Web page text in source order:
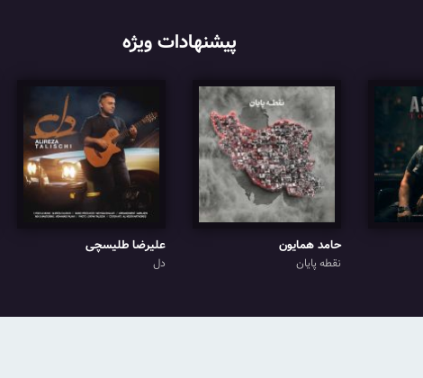
پیشنهادات ویژه
حامد همایون
نقطه پایان
علیرضا طلیسچی
دل